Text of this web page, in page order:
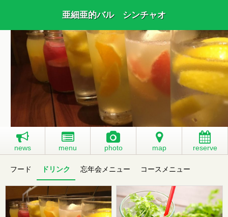
亜細亜的バル シンチャオ
news menu photo map reserve
フード ドリンク 忘年会メニュー コースメニュー